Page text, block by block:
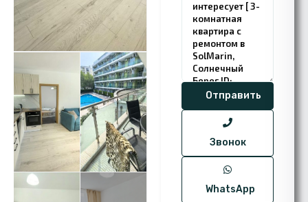
Звонок
WhatsApp